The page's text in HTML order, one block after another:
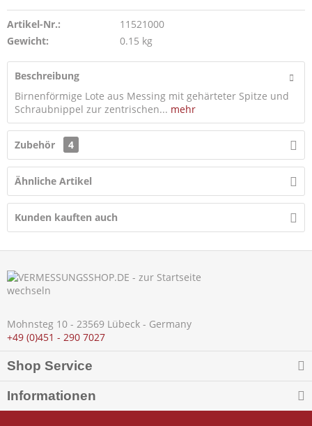
Artikel-Nr.:
11521000
Gewicht:
0.15 kg
Beschreibung
Birnenförmige Lote aus Messing mit gehärteter Spitze und
Schraubnippel zur zentrischen... mehr
Zubehör 4
Ähnliche Artikel
Kunden kauften auch
Mohnsteg 10 - 23569 Lübeck - Germany
+49 (0)451 - 290 7027
Shop Service
Informationen